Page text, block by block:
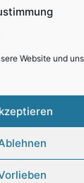
Website und
byWPZOOM